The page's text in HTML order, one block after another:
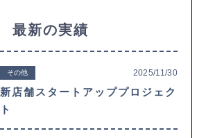
最新の実績
その他 2025/11/30
新店舗スタートアッププロジェク
ト